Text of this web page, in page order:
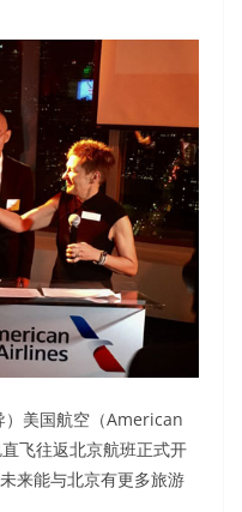
）美国航空（American
飞往返北京航班正式开
来能与北京有更多旅游